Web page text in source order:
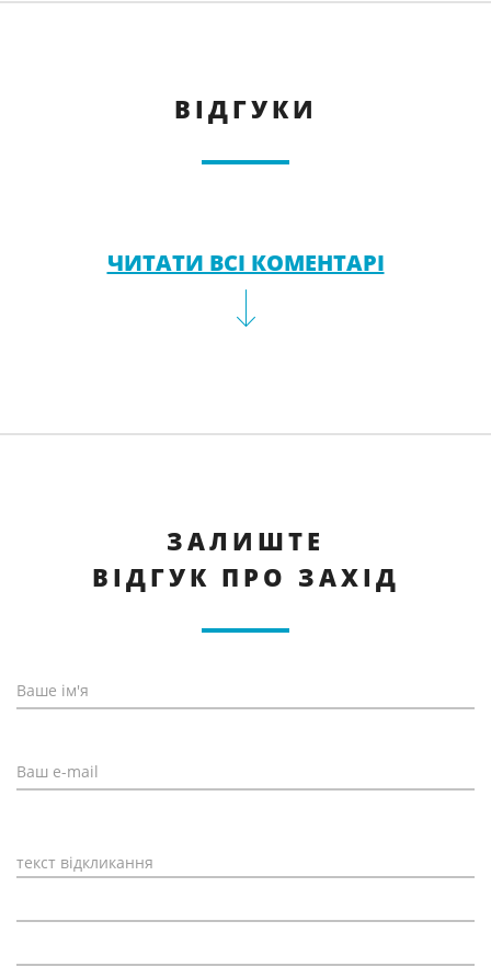
ВІДГУКИ
ЧИТАТИ ВСІ КОМЕНТАРІ
ЗАЛИШТЕ
ВІДГУК ПРО ЗАХІД